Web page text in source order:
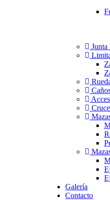
Junta
Galería
Contacto